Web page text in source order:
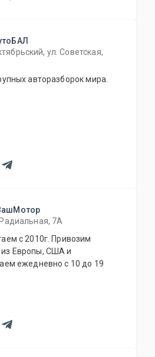
ул. Советская,
авторазборок мира.
7А
с 2010г. Привозим
Европы, США и
Работаем ежедневно с 10 до 19